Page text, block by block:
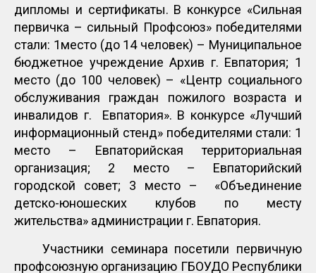
дипломы и сертификаты. В конкурсе «Сильная
первичка – сильный Профсоюз» победителями
стали: 1место (до 14 человек) – Муниципальное
бюджетное учреждение Архив г. Евпатория; 1
место (до 100 человек) – «Центр социального
обслуживания граждан пожилого возраста и
инвалидов г. Евпатория». В конкурсе «Лучший
информационный стенд» победителями стали: 1
место – Евпаторийская территориальная
организация; 2 место – Евпаторийский
городской совет; 3 место – «Объединение
детско-юношеских клубов по месту
жительства» администрации г. Евпатория.
Участники семинара посетили первичную
профсоюзную организацию ГБОУДО Республики